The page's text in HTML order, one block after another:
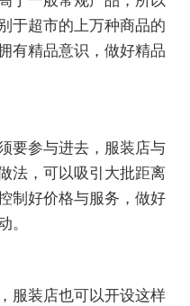
于超市的上万种商品的
有精品意识，做好精品
要参与进去，服装店与
法，可以吸引大批距离
制好价格与服务，做好
。
服装店也可以开设这样